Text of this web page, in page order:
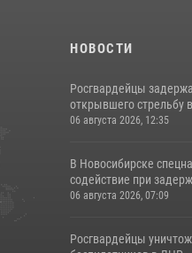
НОВОСТИ
Росгвардейцы
открывшего стрельбу
06 августа 2026, 12:35
В Новосибирске
содействие при
06 августа 2026, 07:09
Росгвардейцы